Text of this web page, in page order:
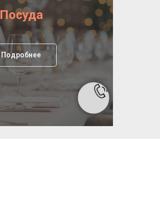
Посуда
Подробнее